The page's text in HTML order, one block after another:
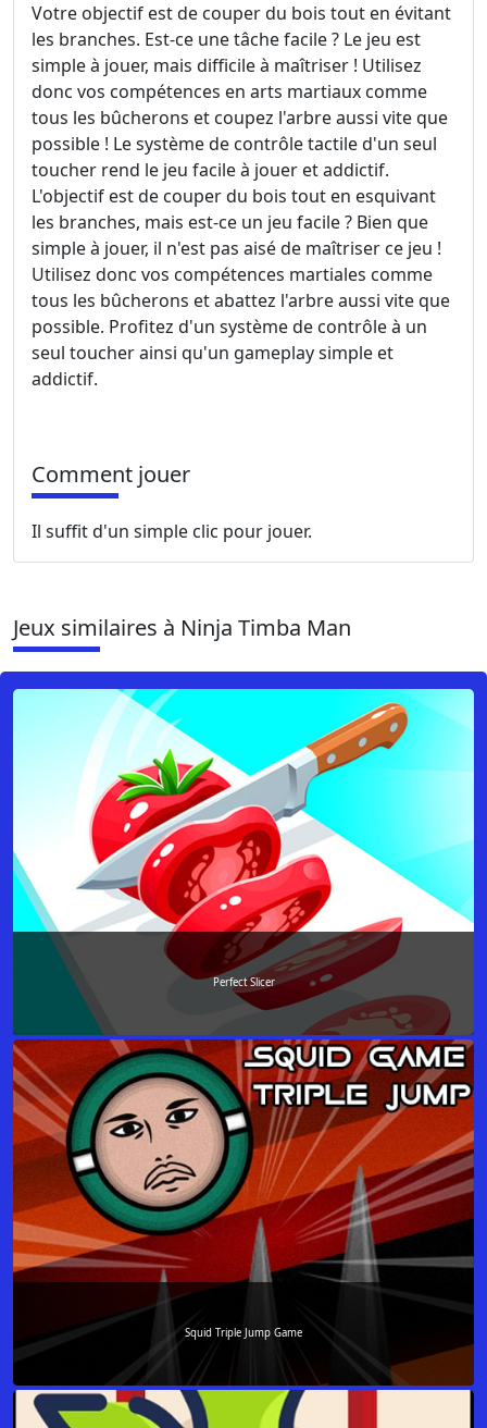
Votre objectif est de couper du bois tout en évitant
les branches. Est-ce une tâche facile ? Le jeu est
simple à jouer, mais difficile à maîtriser ! Utilisez
donc vos compétences en arts martiaux comme
tous les bûcherons et coupez l'arbre aussi vite que
possible ! Le système de contrôle tactile d'un seul
toucher rend le jeu facile à jouer et addictif.
L'objectif est de couper du bois tout en esquivant
les branches, mais est-ce un jeu facile ? Bien que
simple à jouer, il n'est pas aisé de maîtriser ce jeu !
Utilisez donc vos compétences martiales comme
tous les bûcherons et abattez l'arbre aussi vite que
possible. Profitez d'un système de contrôle à un
seul toucher ainsi qu'un gameplay simple et
addictif.
Comment jouer
Il suffit d'un simple clic pour jouer.
Jeux similaires à Ninja Timba Man
Perfect Slicer
Squid Triple Jump Game